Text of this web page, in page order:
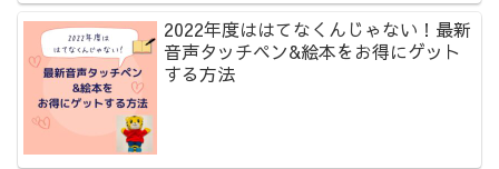
2022年度ははてなくんじゃない！最新
音声タッチペン&絵本をお得にゲット
する方法